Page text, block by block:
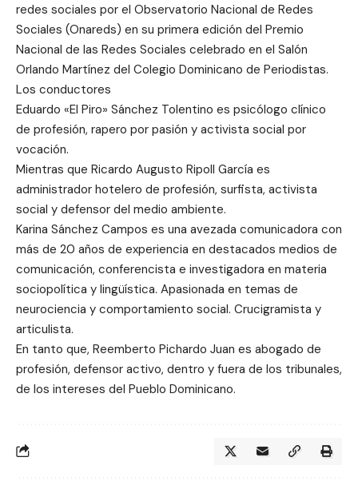
redes sociales por el Observatorio Nacional de Redes
Sociales (Onareds) en su primera edición del Premio
Nacional de las Redes Sociales celebrado en el Salón
Orlando Martínez del Colegio Dominicano de Periodistas.
Los conductores
Eduardo «El Piro» Sánchez Tolentino es psicólogo clínico
de profesión, rapero por pasión y activista social por
vocación.
Mientras que Ricardo Augusto Ripoll García es
administrador hotelero de profesión, surfista, activista
social y defensor del medio ambiente.
Karina Sánchez Campos es una avezada comunicadora con
más de 20 años de experiencia en destacados medios de
comunicación, conferencista e investigadora en materia
sociopolítica y lingüística. Apasionada en temas de
neurociencia y comportamiento social. Crucigramista y
articulista.
En tanto que, Reemberto Pichardo Juan es abogado de
profesión, defensor activo, dentro y fuera de los tribunales,
de los intereses del Pueblo Dominicano.